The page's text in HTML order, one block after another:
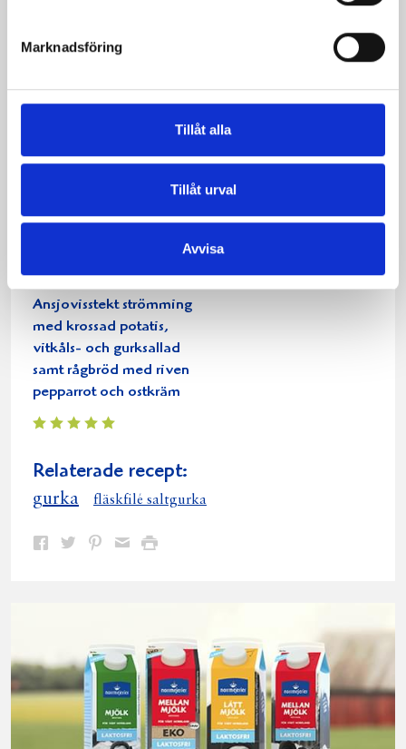
Marknadsföring
Tillåt alla
Tillåt urval
Avvisa
Grillade hamburgare
Ansjovisstekt strömming
med krossad potatis,
vitkåls- och gurksallad
samt rågbröd med riven
pepparrot och ostkräm
Relaterade recept:
gurka fläskfilé saltgurka
Dela Dela Dela DelaSkriv